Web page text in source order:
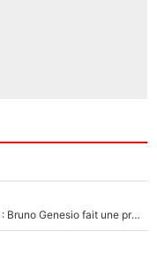
«Très, très agréablement surpris» : Bruno Genesio fait une promesse pour la suite du mercato de l’OM et rassure les supporters